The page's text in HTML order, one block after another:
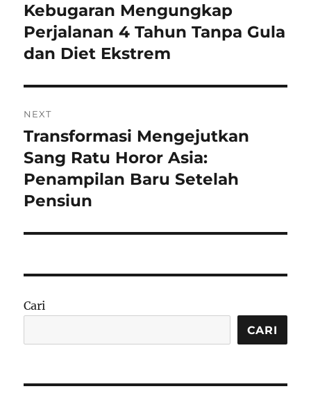
post:
Kebugaran Mengungkap
Perjalanan 4 Tahun Tanpa Gula
dan Diet Ekstrem
NEXT
Next
post:
Transformasi Mengejutkan
Sang Ratu Horor Asia:
Penampilan Baru Setelah
Pensiun
Cari
CARI